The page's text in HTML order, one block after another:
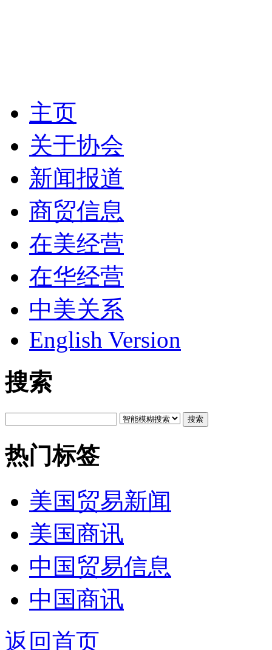
主页
关于协会
新闻报道
商贸信息
在美经营
在华经营
中美关系
English Version
搜索
搜索
热门标签
美国贸易新闻
美国商讯
中国贸易信息
中国商讯
返回首页